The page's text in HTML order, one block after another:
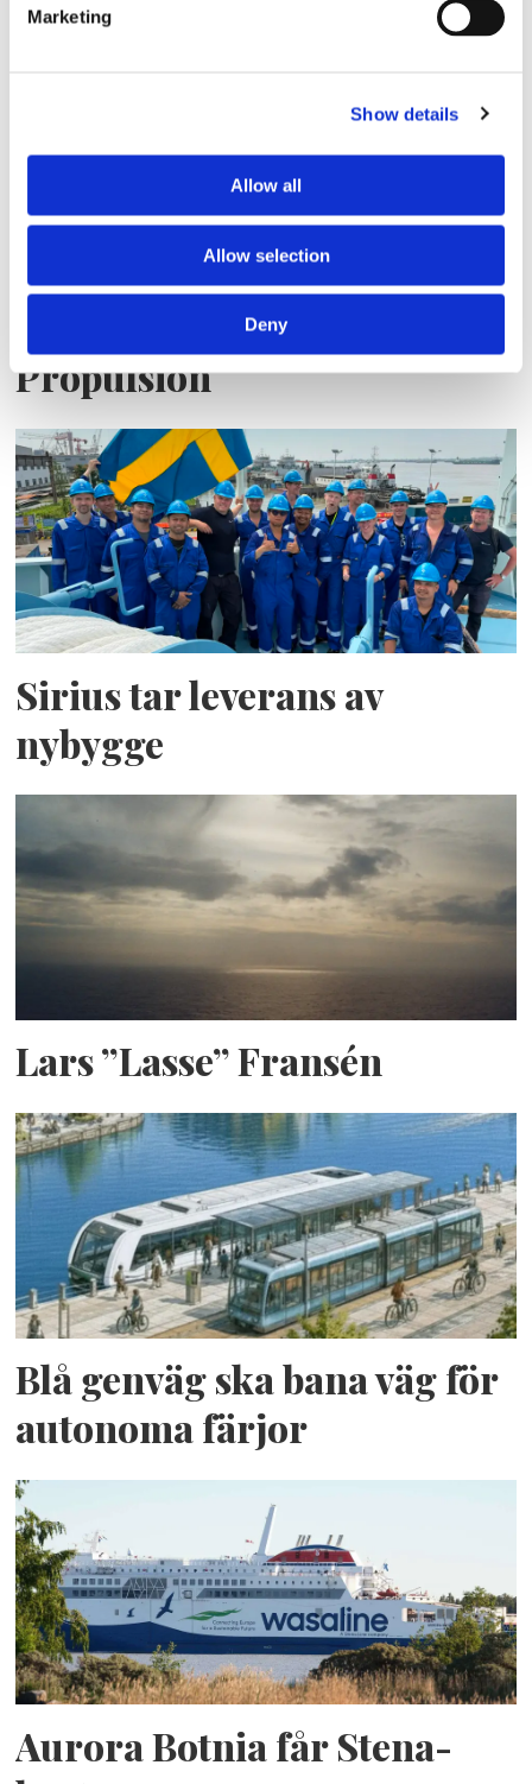
Marketing
Show details
Allow all
Allow selection
Deny
Storaffären: Kongsberg
Maritime köper Berg
Propulsion
Sirius tar leverans av
nybygge
Lars ”Lasse” Fransén
Blå genväg ska bana väg för
autonoma färjor
Aurora Botnia får Stena-